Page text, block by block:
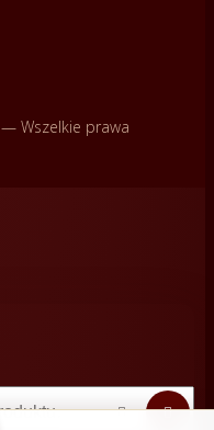
— Wszelkie prawa
 